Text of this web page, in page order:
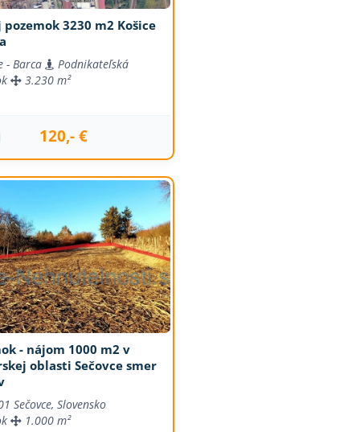
pozemok 3230 m2 Košice
- Barca
Podnikateľská
3.230 m²
120,- €
- nájom 1000 m2 v
oblasti Sečovce smer
Sečovce, Slovensko
1.000 m²